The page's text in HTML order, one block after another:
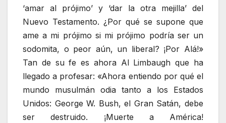
‘amar al prójimo’ y ‘dar la otra mejilla’ del
Nuevo Testamento. ¿Por qué se supone que
ame a mi prójimo si mi prójimo podría ser un
sodomita, o peor aún, un liberal? ¡Por Alá!»
Tan de su fe es ahora Al Limbaugh que ha
llegado a profesar: «Ahora entiendo por qué el
mundo musulmán odia tanto a los Estados
Unidos: George W. Bush, el Gran Satán, debe
ser destruido. ¡Muerte a América!